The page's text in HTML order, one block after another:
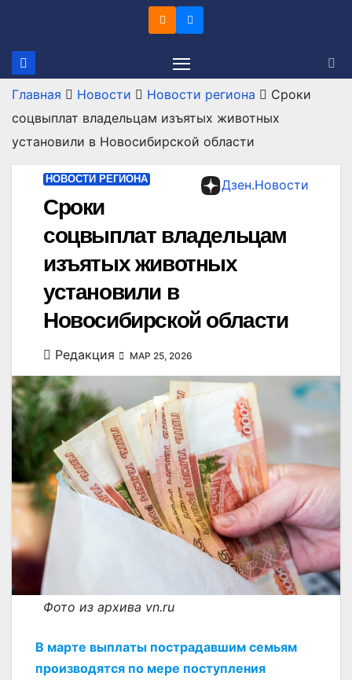
содержимому
Главная Новости Новости региона
Сроки
соцвыплат владельцам изъятых животных
установили в Новосибирской области
Дзен.Новости
НОВОСТИ РЕГИОНА
Сроки
соцвыплат владельцам
изъятых животных
установили в
Новосибирской области
Редакция МАР 25, 2026
Фото из архива vn.ru
В марте выплаты пострадавшим семьям
производятся по мере поступления